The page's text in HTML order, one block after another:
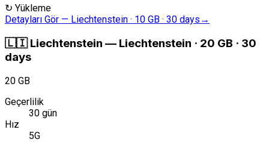
↻ Yükleme
Detayları Gör — Liechtenstein · 10 GB · 30 days →
🇱🇮 Liechtenstein — Liechtenstein · 20 GB · 30
days
20 GB
Geçerlilik
30 gün
Hız
5G